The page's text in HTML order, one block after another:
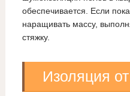
обеспечивается. Если
наращивать массу,
стяжку.
Изоляция